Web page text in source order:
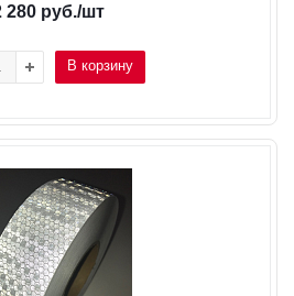
280руб./шт
В корзину